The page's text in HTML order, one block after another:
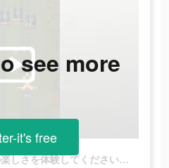
1945空軍でクリスマスの楽しさを体験してください。今すぐクリスマスプレゼントを手に入れましょう！
see more
it's free